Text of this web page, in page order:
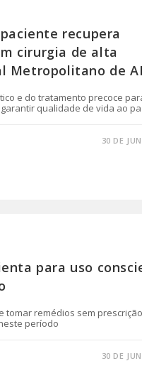
recupera
cirurgia de alta
Metropolitano de
e do tratamento precoce
qualidade de vida ao
30 DE
para uso
tomar remédios sem
período
30 DE